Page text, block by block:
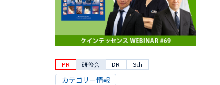
PR 研修会 DR Sch
カテゴリー情報